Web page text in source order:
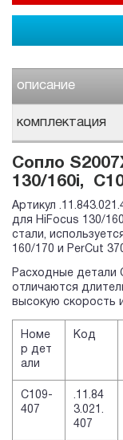
описание
комплектация
Сопло
130/160i,
Артикул
для HiFocus 130/
стали,
160/170 и PerCut
Расходные детали
отличаются
высокую скорость
Номе
р дет
али
Код
C109-
407
.11.84
3.021.
407